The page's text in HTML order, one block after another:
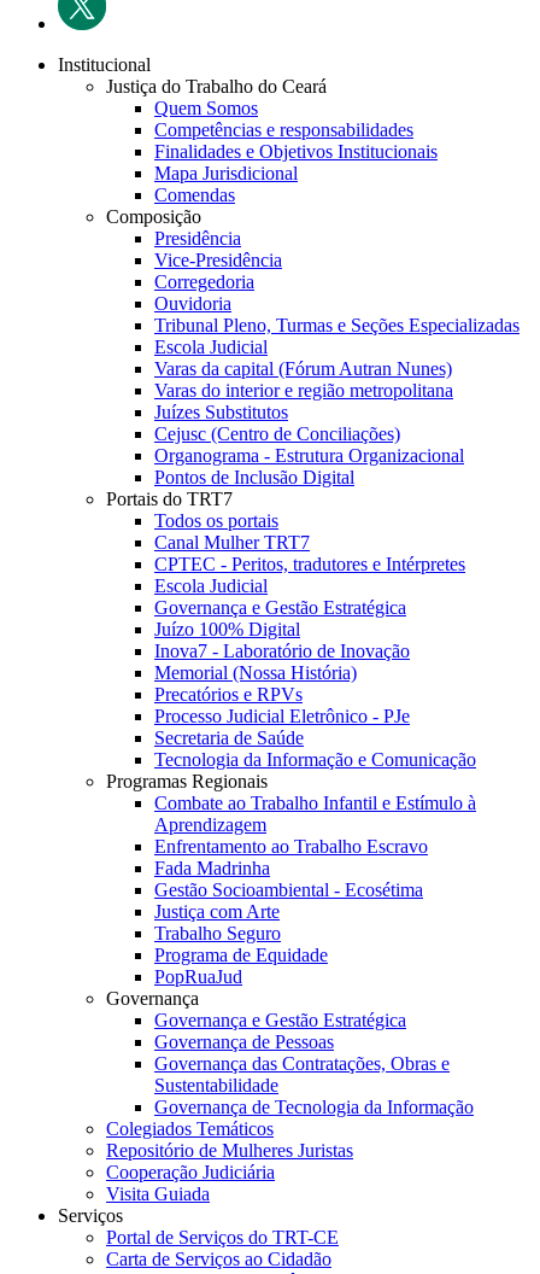
Institucional
Justiça do Trabalho do Ceará
Quem Somos
Competências e responsabilidades
Finalidades e Objetivos Institucionais
Mapa Jurisdicional
Comendas
Composição
Presidência
Vice-Presidência
Corregedoria
Ouvidoria
Tribunal Pleno, Turmas e Seções Especializadas
Escola Judicial
Varas da capital (Fórum Autran Nunes)
Varas do interior e região metropolitana
Juízes Substitutos
Cejusc (Centro de Conciliações)
Organograma - Estrutura Organizacional
Pontos de Inclusão Digital
Portais do TRT7
Todos os portais
Canal Mulher TRT7
CPTEC - Peritos, tradutores e Intérpretes
Escola Judicial
Governança e Gestão Estratégica
Juízo 100% Digital
Inova7 - Laboratório de Inovação
Memorial (Nossa História)
Precatórios e RPVs
Processo Judicial Eletrônico - PJe
Secretaria de Saúde
Tecnologia da Informação e Comunicação
Programas Regionais
Combate ao Trabalho Infantil e Estímulo à
Aprendizagem
Enfrentamento ao Trabalho Escravo
Fada Madrinha
Gestão Socioambiental - Ecosétima
Justiça com Arte
Trabalho Seguro
Programa de Equidade
PopRuaJud
Governança
Governança e Gestão Estratégica
Governança de Pessoas
Governança das Contratações, Obras e
Sustentabilidade
Governança de Tecnologia da Informação
Colegiados Temáticos
Repositório de Mulheres Juristas
Cooperação Judiciária
Visita Guiada
Serviços
Portal de Serviços do TRT-CE
Carta de Serviços ao Cidadão